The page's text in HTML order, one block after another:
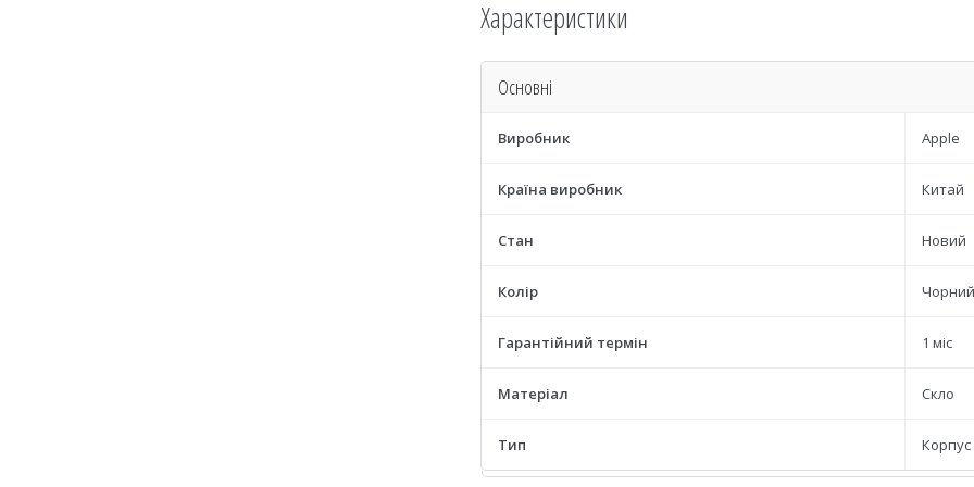
Характеристики
Основні
Виробник Apple
Країна виробник Китай
Стан Новий
Колір Чорний
Гарантійний термін 1 міс
Матеріал Скло
Тип Корпус